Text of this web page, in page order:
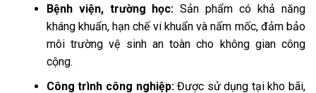
Bệnh viện, trường học: Sản phẩm có khả năng
kháng khuẩn, hạn chế vi khuẩn và nấm mốc, đảm bảo
môi trường vệ sinh an toàn cho không gian công
cộng.
Công trình công nghiệp:Được sử dụng tại kho bãi,